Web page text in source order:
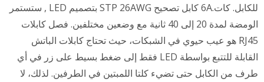
للكابل. كات.6A كابل تصحيح STP 26AWG بتصميم LED , ستستمر
الومضة لمدة 20 إلى 40 ثانية مع وضعين مختلفين. فصل كابلات
RJ45 هو عيب حيوي في الشبكات، حيث تحتاج كابلات الباتش
القابلة للتتبع بواسطة LED فقط إلى ضغط بسيط على زر في أي
طرف من الكابل حتى تضيء كلتا اللمبتين في الطرفين. لذلك، لا